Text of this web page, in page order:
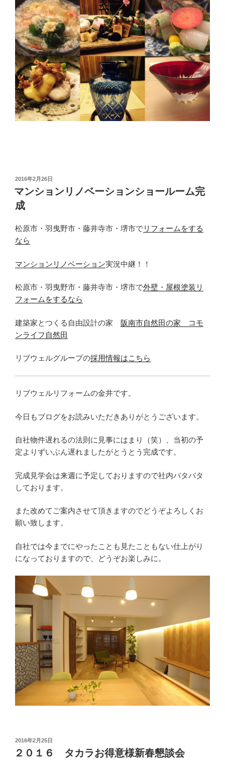
投
稿
日:
2016年2月26日
マンションリノベーションショールーム完
成
松原市・羽曳野市・藤井寺市・堺市でリフォームをする
なら
マンションリノベーション実況中継！！
松原市・羽曳野市・藤井寺市・堺市で外壁・屋根塗装リ
フォームをするなら
建築家とつくる自由設計の家 阪南市自然田の家 コモ
ンライフ自然田
リブウェルグループの採用情報はこちら
リブウェルリフォームの金井です。
今日もブログをお読みいただきありがとうございます。
自社物件遅れるの法則に見事にはまり（笑）、当初の予
定よりずいぶん遅れましたがとうとう完成です。
完成見学会は来週に予定しておりますので社内バタバタ
しております。
また改めてご案内させて頂きますのでどうぞよろしくお
願い致します。
自社では今までにやったことも見たこともない仕上がり
になっておりますので、どうぞお楽しみに。
投
稿
日:
2016年2月25日
２０１６ タカラお得意様新春懇談会